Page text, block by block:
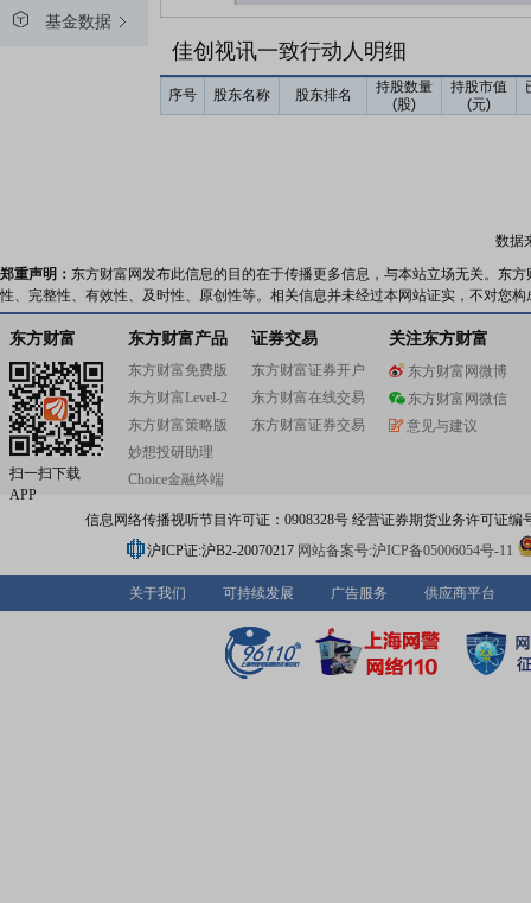
基金数据
佳创视讯一致行动人明细
序号 股东名称 股东排名
持股数量
(股)
持股市值
(元)
数据
郑重声明： 东方财富网发布此信息的目的在于传播更多信息，与本站立场无关。东
性、完整性、有效性、及时性、原创性等。相关信息并未经过本网站证实，不对您
东方财富
扫一扫下载
APP
东方财富产品
东方财富免费版
东方财富Level-2
东方财富策略版
妙想投研助理
Choice金融终端
证券交易
东方财富证券开户
东方财富在线交易
东方财富证券交易
关注东方财富
东方财富网微博
东方财富网微信
意见与建议
信息网络传播视听节目许可证：0908328号 经营证券期货业务许可证编
沪ICP证:沪B2-20070217 网站备案号:沪ICP备05006054号-11
关于我们 可持续发展 广告服务 供应商平台